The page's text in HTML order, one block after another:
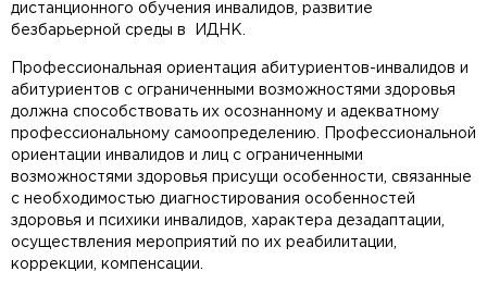
дистанционного обучения инвалидов, развитие
безбарьерной среды в ИДНК.
Профессиональная ориентация абитуриентов-инвалидов и
абитуриентов с ограниченными возможностями здоровья
должна способствовать их осознанному и адекватному
профессиональному самоопределению. Профессиональной
ориентации инвалидов и лиц с ограниченными
возможностями здоровья присущи особенности, связанные
с необходимостью диагностирования особенностей
здоровья и психики инвалидов, характера дезадаптации,
осуществления мероприятий по их реабилитации,
коррекции, компенсации.